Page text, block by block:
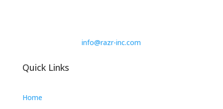
info@razr-inc.com
Quick Links
Home